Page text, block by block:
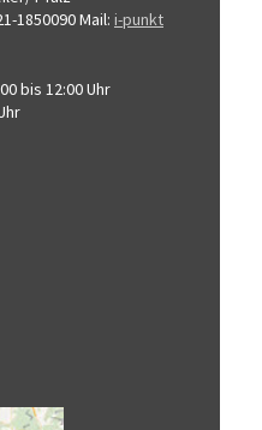
1850090Mail: i-punkt
bis 12:00 Uhr